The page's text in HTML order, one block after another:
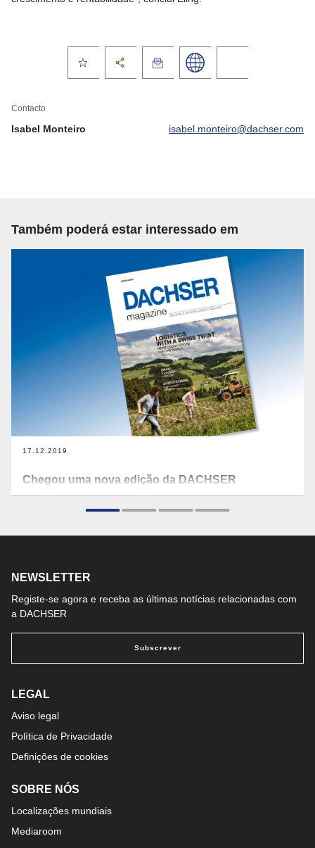
Contacto
Isabel Monteiro isabel.monteiro@dachser.com
Também poderá estar interessado em
17.12.2019
Chegou uma nova edição da DACHSER
magazine!
combinação com tradição e habilidade, muitos produtos da
Ricola, um doce clássico cuja receita especial contém 13
NEWSLETTER
Registe-se agora e receba as últimas notícias relacionadas com
a DACHSER
Subscrever
LEGAL
Aviso legal
Política de Privacidade
Definições de cookies
SOBRE NÓS
Localizações mundiais
Mediaroom